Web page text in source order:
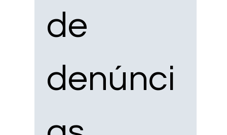
de
denúnci